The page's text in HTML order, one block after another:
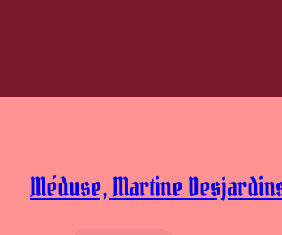
Méduse, Martine